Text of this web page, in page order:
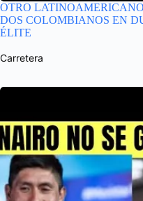
OTRO
DOS COLOMBIANOS EN
ÉLITE
Carretera